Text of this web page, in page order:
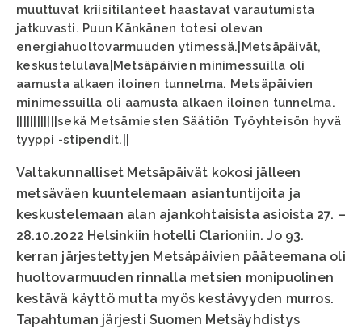
muuttuvat kriisitilanteet haastavat varautumista
jatkuvasti. Puun Känkänen totesi olevan
energiahuoltovarmuuden ytimessä.|Metsäpäivät,
keskustelulava|Metsäpäivien minimessuilla oli
aamusta alkaen iloinen tunnelma. Metsäpäivien
minimessuilla oli aamusta alkaen iloinen tunnelma.
||||||||||||sekä Metsämiesten Säätiön Työyhteisön hyvä
tyyppi -stipendit.||
Valtakunnalliset Metsäpäivät kokosi jälleen
metsäväen kuuntelemaan asiantuntijoita ja
keskustelemaan alan ajankohtaisista asioista 27. –
28.10.2022 Helsinkiin hotelli Clarioniin. Jo 93.
kerran järjestettyjen Metsäpäivien pääteemana oli
huoltovarmuuden rinnalla metsien monipuolinen
kestävä käyttö mutta myös kestävyyden murros.
Tapahtuman järjesti Suomen Metsäyhdistys